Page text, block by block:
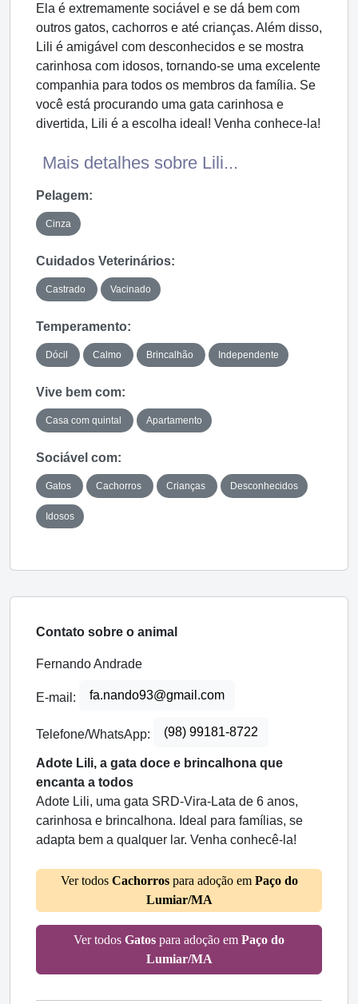
Ela é extremamente sociável e se dá bem com
outros gatos, cachorros e até crianças. Além disso,
Lili é amigável com desconhecidos e se mostra
carinhosa com idosos, tornando-se uma excelente
companhia para todos os membros da família. Se
você está procurando uma gata carinhosa e
divertida, Lili é a escolha ideal! Venha conhece-la!
Mais detalhes sobre Lili...
Pelagem:
Cinza
Cuidados Veterinários:
Castrado Vacinado
Temperamento:
Dócil Calmo Brincalhão Independente
Vive bem com:
Casa com quintal Apartamento
Sociável com:
Gatos Cachorros Crianças Desconhecidos
Idosos
Contato sobre o animal
Fernando Andrade
E-mail: fa.nando93@gmail.com
Telefone/WhatsApp: (98) 99181-8722
Adote Lili, a gata doce e brincalhona que
encanta a todos
Adote Lili, uma gata SRD-Vira-Lata de 6 anos,
carinhosa e brincalhona. Ideal para famílias, se
adapta bem a qualquer lar. Venha conhecê-la!
Ver todos Cachorrospara adoção em Paço do
Lumiar/MA
Ver todos Gatos para adoção em Paço do
Lumiar/MA